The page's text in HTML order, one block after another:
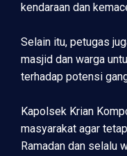
kendaraan dan
Selain itu, petugas
masjid dan warga
terhadap potensi
Kapolsek Krian
masyarakat agar
Ramadan dan selalu